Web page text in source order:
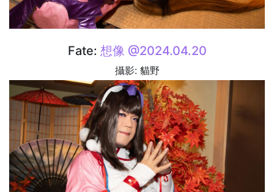
Fate: 想像 @2024.04.20
攝影: 貓野